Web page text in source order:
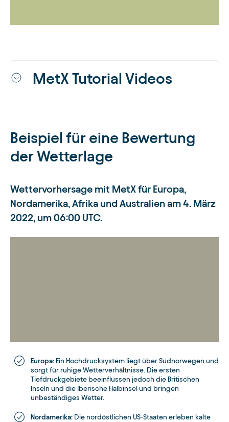
MetX Tutorial Videos
Beispiel für eine Bewertung
der Wetterlage
Wettervorhersage mit MetX für Europa,
Nordamerika, Afrika und Australien am 4. März
2022, um 06:00 UTC.
Europa: Ein Hochdrucksystem liegt über Südnorwegen und
sorgt für ruhige Wetterverhältnisse. Die ersten
Tiefdruckgebiete beeinflussen jedoch die Britischen
Inseln und die Iberische Halbinsel und bringen
unbeständiges Wetter.
Nordamerika: Die nordöstlichen US-Staaten erleben kalte